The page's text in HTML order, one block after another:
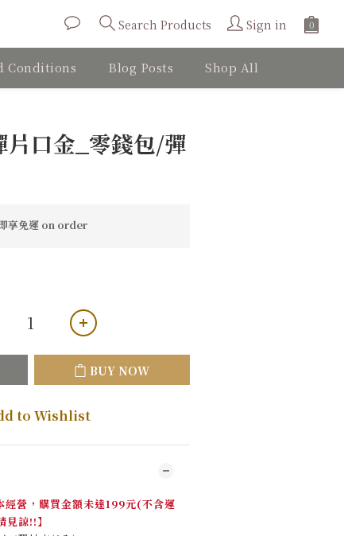
Search Products Sign in
Conditions Blog Posts Shop All
口金_零錢包/彈
享免運 on order
BUY NOW
to Wishlist
經營，購買金額未達199元(不含運
諒!!】